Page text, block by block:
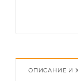
ОПИСАНИЕ И